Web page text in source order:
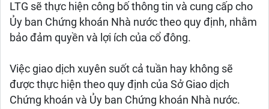
LTG sẽ thực hiện công bố thông tin và cung cấp cho
Ủy ban Chứng khoán Nhà nước theo quy định, nhằm
bảo đảm quyền và lợi ích của cổ đông.
Việc giao dịch xuyên suốt cả tuần hay không sẽ
được thực hiện theo quy định của Sở Giao dịch
Chứng khoán và Ủy ban Chứng khoán Nhà nước.